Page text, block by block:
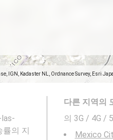
IGN, Kadaster NL, Ordnance Survey, Esri
률의 지
다른 지역의
의 3G / 4G /
Mexico